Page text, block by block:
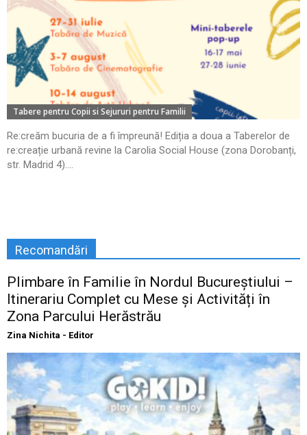
Tabere pentru Copii si Sejururi pentru Familii
Re:creăm bucuria de a fi împreună! Ediția a doua a Taberelor de
re:creație urbană revine la Carolia Social House (zona Dorobanți,
str. Madrid 4)....
Recomandări
Plimbare în Familie în Nordul Bucureștiului –
Itinerariu Complet cu Mese și Activități în
Zona Parcului Herăstrău
Zina Nichita - Editor